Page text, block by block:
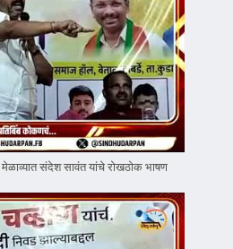
मेळाव्यात संदेश सावंत यांचे रोखठोक भाषण